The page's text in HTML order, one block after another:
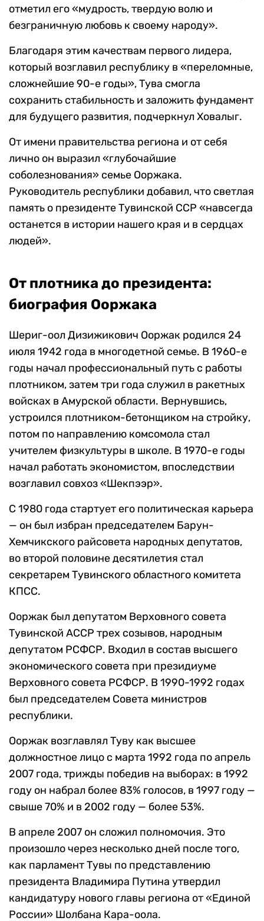
отметил его «мудрость, твердую волю и
безграничную любовь к своему народу».
Благодаря этим качествам первого лидера,
который возглавил республику в «переломные,
сложнейшие 90-е годы», Тува смогла
сохранить стабильность и заложить фундамент
для будущего развития, подчеркнул Ховалыг.
От имени правительства региона и от себя
лично он выразил «глубочайшие
соболезнования» семье Ооржака.
Руководитель республики добавил, что светлая
память о президенте Тувинской ССР «навсегда
останется в истории нашего края и в сердцах
людей».
От плотника до президента:
биография Ооржака
Шериг-оол Дизижикович Ооржак родился 24
июля 1942 года в многодетной семье. В 1960-е
годы начал профессиональный путь с работы
плотником, затем три года служил в ракетных
войсках в Амурской области. Вернувшись,
устроился плотником-бетонщиком на стройку,
потом по направлению комсомола стал
учителем физкультуры в школе. В 1970-е годы
начал работать экономистом, впоследствии
возглавил совхоз «Шекпээр».
С 1980 года стартует его политическая карьера
— он был избран председателем Барун-
Хемчикского райсовета народных депутатов,
во второй половине десятилетия стал
секретарем Тувинского областного комитета
КПСС.
Ооржак был депутатом Верховного совета
Тувинской АССР трех созывов, народным
депутатом РСФСР. Входил в состав высшего
экономического совета при президиуме
Верховного совета РСФСР. В 1990-1992 годах
был председателем Совета министров
республики.
Ооржак возглавлял Туву как высшее
должностное лицо с марта 1992 года по апрель
2007 года, трижды победив на выборах: в 1992
году он набрал более 83% голосов, в 1997 году —
свыше 70% и в 2002 году — более 53%.
В апреле 2007 он сложил полномочия. Это
произошло через несколько дней после того,
как парламент Тувы по представлению
президента Владимира Путина утвердил
кандидатуру нового главы региона от «Единой
России» Шолбана Кара-оола.